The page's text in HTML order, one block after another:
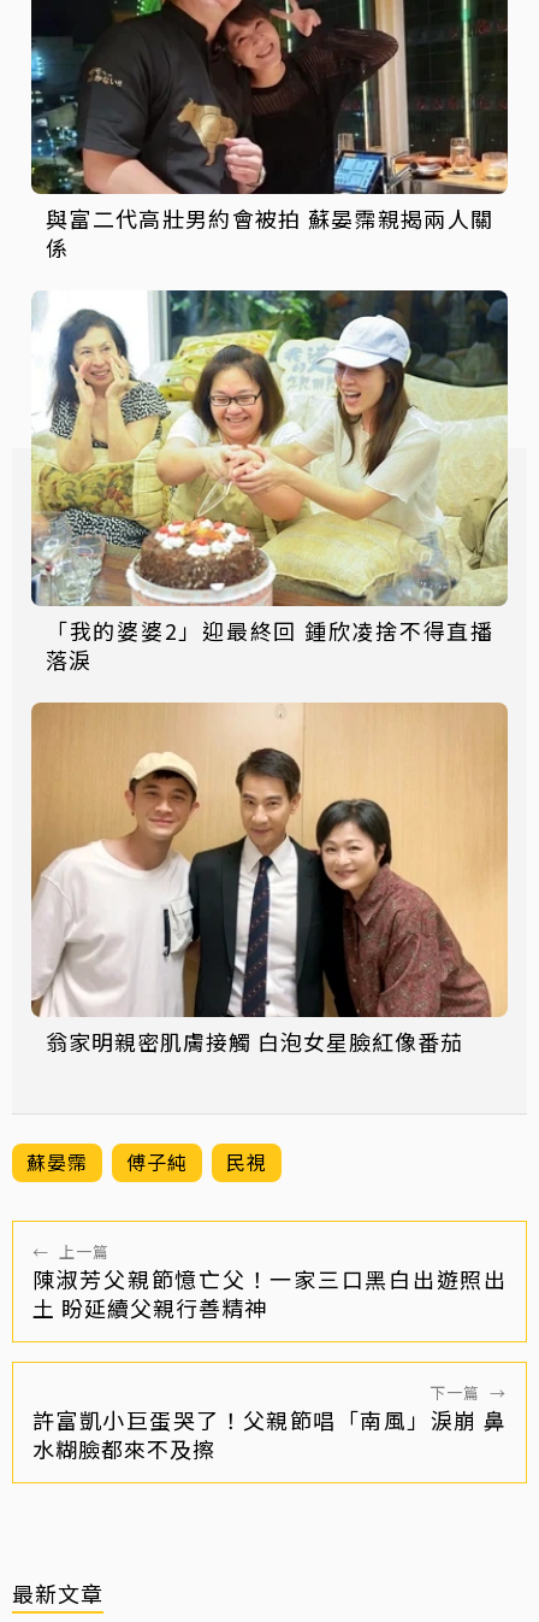
與富二代高壯男約會被拍 蘇晏霈親揭兩人關
係
「我的婆婆2」迎最終回 鍾欣凌捨不得直播
落淚
翁家明親密肌膚接觸 白泡女星臉紅像番茄
蘇晏霈 傅子純 民視
← 上一篇
陳淑芳父親節憶亡父！一家三口黑白出遊照出
土 盼延續父親行善精神
下一篇 →
許富凱小巨蛋哭了！父親節唱「南風」淚崩 鼻
水糊臉都來不及擦
最新文章